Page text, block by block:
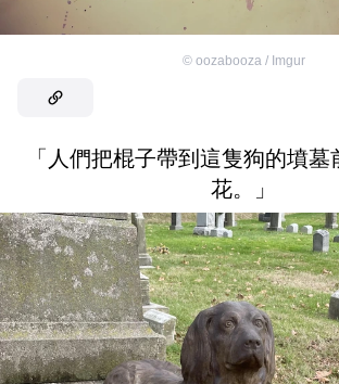
© oozabooza / Imgur
「人們把棍子帶到這隻狗的墳
花。」